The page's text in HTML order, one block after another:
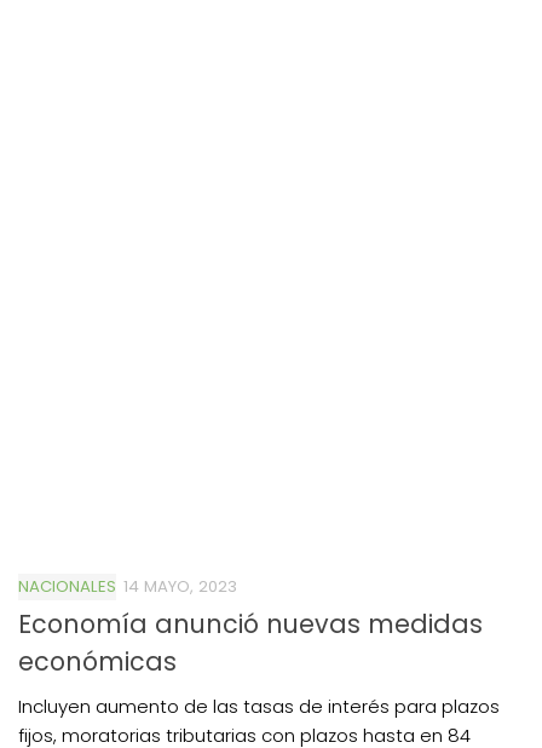
NACIONALES 14 MAYO, 2023
Economía anunció nuevas medidas
económicas
Incluyen aumento de las tasas de interés para plazos
fijos, moratorias tributarias con plazos hasta en 84